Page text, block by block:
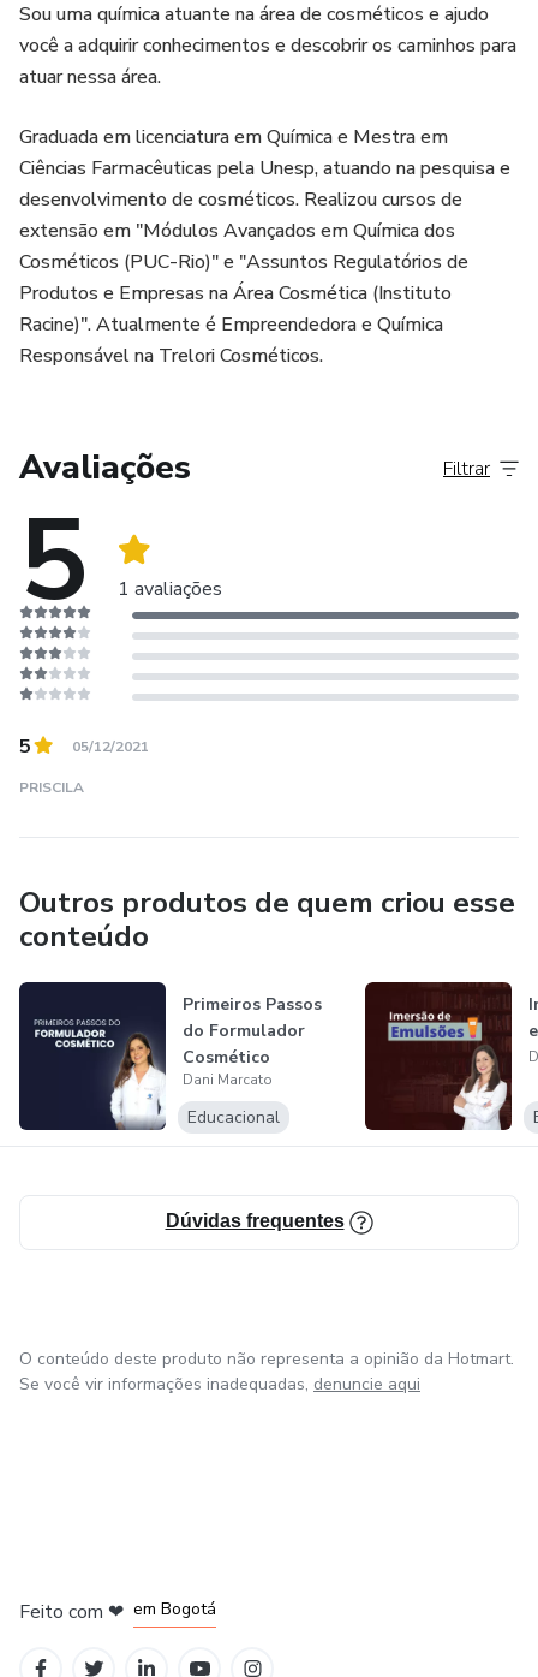
Sou uma química atuante na área de cosméticos e ajudo
você a adquirir conhecimentos e descobrir os caminhos para
atuar nessa área.
Graduada em licenciatura em Química e Mestra em
Ciências Farmacêuticas pela Unesp, atuando na pesquisa e
desenvolvimento de cosméticos. Realizou cursos de
extensão em "Módulos Avançados em Química dos
Cosméticos (PUC-Rio)" e "Assuntos Regulatórios de
Produtos e Empresas na Área Cosmética (Instituto
Racine)". Atualmente é Empreendedora e Química
Responsável na Trelori Cosméticos.
Avaliações
5 1 avaliações
Filtrar
5 05/12/2021
PRISCILA
Outros produtos de quem criou esse
conteúdo
Primeiros Passos
do Formulador
Cosmético
Dani Marcato
Educacional
Dúvidas frequentes
O conteúdo deste produto não representa a opinião da Hotmart.
Se você vir informações inadequadas, denuncie aqui
Feito com ❤ em Bogotá